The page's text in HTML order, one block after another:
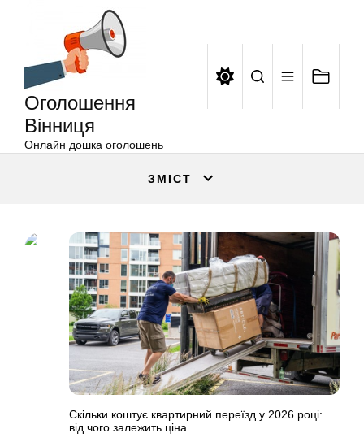
Оголошення
Вінниця
Онлайн дошка оголошень
ЗМІСТ
Скільки коштує квартирний переїзд у 2026 році:
від чого залежить ціна